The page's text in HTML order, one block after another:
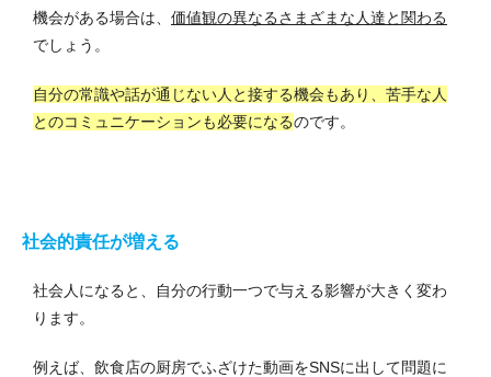
機会がある場合は、 価値観の異なるさまざまな人達と関わる
でしょう。
自分の常識や話が通じない人と接する機会もあり、苦手な人
とのコミュニケーションも必要になるのです。
社会的責任が増える
社会人になると、自分の行動一つで与える影響が大きく変わ
ります。
例えば、飲食店の厨房でふざけた動画をSNSに出して問題に